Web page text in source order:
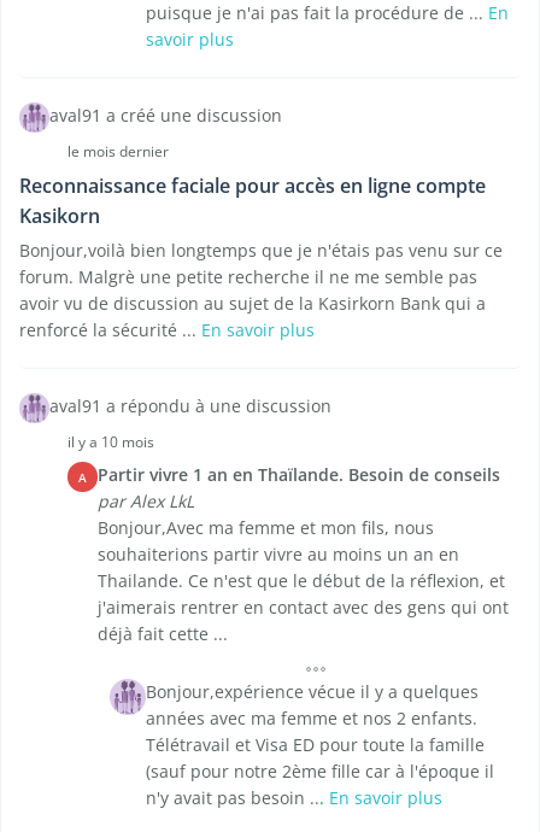
puisque je n'ai pas fait la procédure de ... En
savoir plus
aval91 a créé une discussion
le mois dernier
Reconnaissance faciale pour accès en ligne compte
Kasikorn
Bonjour,voilà bien longtemps que je n'étais pas venu sur ce
forum. Malgrè une petite recherche il ne me semble pas
avoir vu de discussion au sujet de la Kasirkorn Bank qui a
renforcé la sécurité ... En savoir plus
aval91 a répondu à une discussion
il y a 10 mois
A
Partir vivre 1 an en Thaïlande. Besoin de conseils
par Alex LkL
Bonjour,Avec ma femme et mon fils, nous
souhaiterions partir vivre au moins un an en
Thailande. Ce n'est que le début de la réflexion, et
j'aimerais rentrer en contact avec des gens qui ont
déjà fait cette ...
Bonjour,expérience vécue il y a quelques
années avec ma femme et nos 2 enfants.
Télétravail et Visa ED pour toute la famille
(sauf pour notre 2ème fille car à l'époque il
n'y avait pas besoin ... En savoir plus